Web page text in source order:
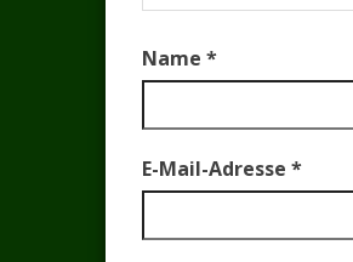
Name *
E-Mail-Adresse *